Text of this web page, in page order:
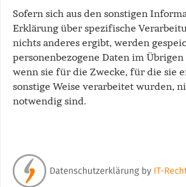
Sofern sich aus den sonstigen
Erklärung über spezifische
nichts anderes ergibt, werden
personenbezogene Daten im Übrigen
wenn sie für die Zwecke, für die sie
sonstige Weise verarbeitet wurden,
notwendig sind.